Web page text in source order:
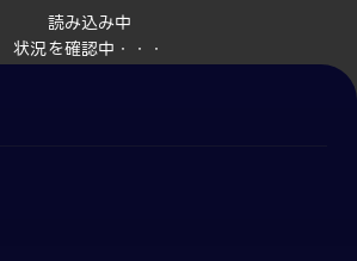
読み込み中
状況を確認中・・・